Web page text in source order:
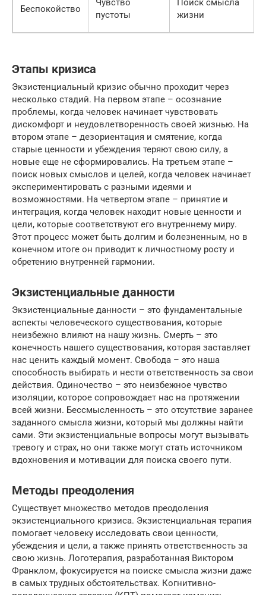
Беспокойство
Чувство
пустоты
Поиск смысла
жизни
Этапы кризиса
Экзистенциальный кризис обычно проходит через
несколько стадий. На первом этапе – осознание
проблемы, когда человек начинает чувствовать
дискомфорт и неудовлетворенность своей жизнью. На
втором этапе – дезориентация и смятение, когда
старые ценности и убеждения теряют свою силу, а
новые еще не сформировались. На третьем этапе –
поиск новых смыслов и целей, когда человек начинает
экспериментировать с разными идеями и
возможностями. На четвертом этапе – принятие и
интеграция, когда человек находит новые ценности и
цели, которые соответствуют его внутреннему миру.
Этот процесс может быть долгим и болезненным, но в
конечном итоге он приводит к личностному росту и
обретению внутренней гармонии.
Экзистенциальные данности
Экзистенциальные данности – это фундаментальные
аспекты человеческого существования, которые
неизбежно влияют на нашу жизнь. Смерть – это
конечность нашего существования, которая заставляет
нас ценить каждый момент. Свобода – это наша
способность выбирать и нести ответственность за свои
действия. Одиночество – это неизбежное чувство
изоляции, которое сопровождает нас на протяжении
всей жизни. Бессмысленность – это отсутствие заранее
заданного смысла жизни, который мы должны найти
сами. Эти экзистенциальные вопросы могут вызывать
тревогу и страх, но они также могут стать источником
вдохновения и мотивации для поиска своего пути.
Методы преодоления
Существует множество методов преодоления
экзистенциального кризиса. Экзистенциальная терапия
помогает человеку исследовать свои ценности,
убеждения и цели, а также принять ответственность за
свою жизнь. Логотерапия, разработанная Виктором
Франклом, фокусируется на поиске смысла жизни даже
в самых трудных обстоятельствах. Когнитивно-